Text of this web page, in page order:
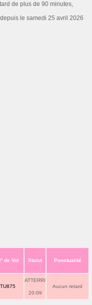
de plus de 90 minutes,
le samedi 25 avril 2026
de Vol Statut Ponctualité
TU875
ATTERRI
20:09
Aucun retard